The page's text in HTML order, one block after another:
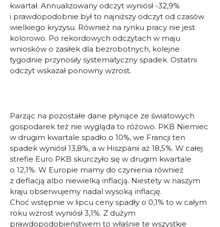
kwartał. Annualizowany odczyt wyniósł -32,9%
i prawdopodobnie był to najniższy odczyt od czasów
wielkiego kryzysu. Również na rynku pracy nie jest
kolorowo. Po rekordowych odczytach w maju
wniosków o zasiłek dla bezrobotnych, kolejne
tygodnie przynosiły systematyczny spadek. Ostatni
odczyt wskazał ponowny wzrost.
Parząc na pozostałe dane płynące ze światowych
gospodarek też nie wygląda to różowo. PKB Niemiec
w drugim kwartale spadło o 10%, we Francji ten
spadek wyniósł 13,8%, a w Hiszpanii aż 18,5%. W całej
strefie Euro PKB skurczyło się w drugim kwartale
o 12,1%. W Europie mamy do czynienia również
z deflacją albo niewielką inflacją. Niestety w naszym
kraju obserwujemy nadal wysoką inflację.
Choć wstępnie w lipcu ceny spadły o 0,1% to w całym
roku wzrost wyniósł 3,1%. Z dużym
prawdopodobieństwem to właśnie te wszystkie